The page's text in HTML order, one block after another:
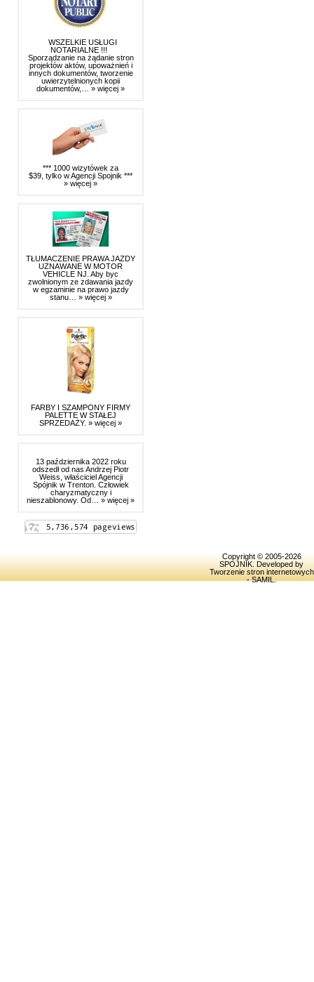
WSZELKIE USŁUGI
NOTARIALNE !!!
Sporządzanie na żądanie stron
projektów aktów, upoważnień i
innych dokumentów, tworzenie
uwierzytelnionych kopii
dokumentów,… » więcej »
*** 1000 wizytówek za
$39, tylko w Agencji Spojnik ***
» więcej »
TŁUMACZENIE PRAWA JAZDY
UZNAWANE W MOTOR
VEHICLE NJ. Aby byc
zwolnionym ze zdawania jazdy
w egzaminie na prawo jazdy
stanu… » więcej »
FARBY I SZAMPONY FIRMY
PALETTE W STAŁEJ
SPRZEDAŻY. » więcej »
13 października 2022 roku
odszedł od nas Andrzej Piotr
Weiss, właściciel Agencji
Spójnik w Trenton. Człowiek
charyzmatyczny i
nieszablonowy. Od… » więcej »
Copyright © 2005-2026
SPOJNIK . Developed by
Tworzenie stron internetowych
- SAMIL.